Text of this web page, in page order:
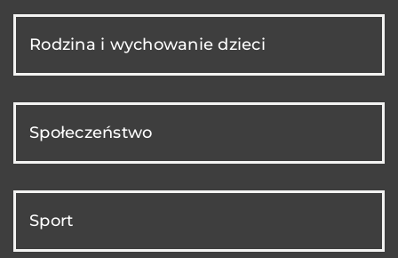
Rodzina i wychowanie dzieci
Społeczeństwo
Sport